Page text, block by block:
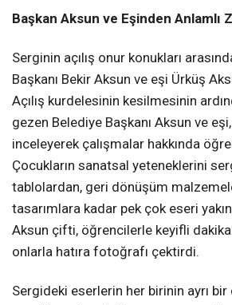
Başkan Aksun ve Eşinden Anlamlı
Serginin açılış onur konukları
Başkanı Bekir Aksun ve eşi Ürküş
Açılış kurdelesinin kesilmesinin
gezen Belediye Başkanı Aksun ve
inceleyerek çalışmalar hakkında
Çocukların sanatsal yeteneklerini
tablolardan, geri dönüşüm
tasarımlara kadar pek çok eseri
Aksun çifti, öğrencilerle keyifli
onlarla hatıra fotoğrafı çektirdi.
Sergideki eserlerin her birinin ayrı bir